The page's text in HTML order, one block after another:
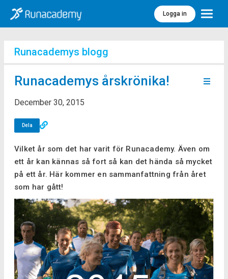
Logga in Meny
Runacademys blogg
Runacademys årskrönika!
December 30, 2015
Dela
Vilket år som det har varit för Runacademy. Även om
ett år kan kännas så fort så kan det hända så mycket
på ett år. Här kommer en sammanfattning från året
som har gått!